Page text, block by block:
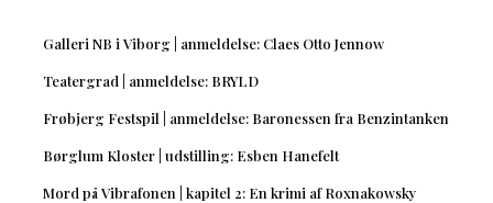
Galleri NB i Viborg | anmeldelse: Claes Otto Jennow
Teatergrad | anmeldelse: BRYLD
Frøbjerg Festspil | anmeldelse: Baronessen fra Benzintanken
Børglum Kloster | udstilling: Esben Hanefelt
Mord på Vibrafonen | kapitel 2: En krimi af Roxnakowsky